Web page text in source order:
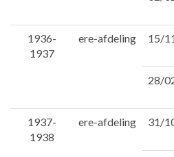
1936-
1937
ere-afdeling 15/
28/
1937-
1938
ere-afdeling 31/